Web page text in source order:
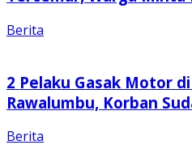
Berita
2 Pelaku Gasak Motor
Rawalumbu, Korban
Berita